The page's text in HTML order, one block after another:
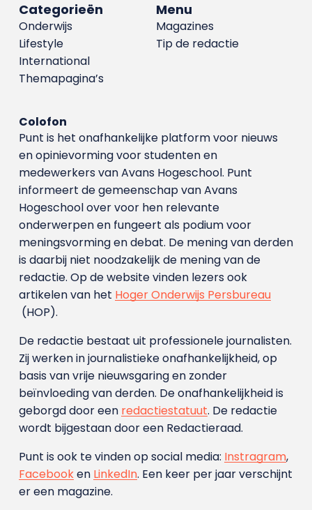
Menu
Magazines
Tip de redactie
Categorieën
Onderwijs
Lifestyle
International
Themapagina’s
Colofon
Punt is het onafhankelijke platform voor nieuws
en opinievorming voor studenten en
medewerkers van Avans Hoge­school. Punt
informeert de gemeenschap van Avans
Hogeschool over voor hen relevante
onderwerpen en fungeert als podium voor
meningsvorming en debat. De mening van derden
is daarbij niet noodzakelijk de mening van de
redactie. Op de website vinden lezers ook
artikelen van het Hoger Onderwijs Persbureau
(HOP).
De redactie bestaat uit professionele journalisten.
Zij werken in journalistieke onafhankelijkheid, op
basis van vrije nieuwsgaring en zonder
beïnvloeding van derden. De onafhankelijkheid is
geborgd door een redactiestatuut. De redactie
wordt bijgestaan door een Redactieraad.
Punt is ook te vinden op social media: Instragram,
Facebooken LinkedIn. Een keer per jaar verschijnt
er een magazine.